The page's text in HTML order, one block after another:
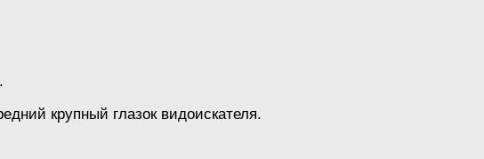
крупный глазок видоискателя.